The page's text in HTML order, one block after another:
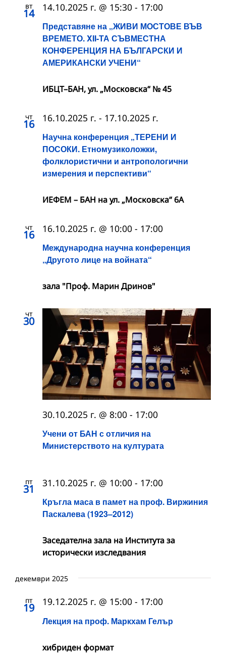
вт
14
Представяне на „ЖИВИ МОСТОВЕ ВЪВ
ВРЕМЕТО. XII-ТА СЪВМЕСТНА
КОНФЕРЕНЦИЯ НА БЪЛГАРСКИ И
АМЕРИКАНСКИ УЧЕНИ“
14.10.2025 г. @ 15:30 - 17:00
ИБЦТ–БАН, ул. „Московска“ № 45
чт
16
Научна конференция „ТЕРЕНИ И
ПОСОКИ. Етномузиколожки,
фолклористични и антропологични
измерения и перспективи“
16.10.2025 г. - 17.10.2025 г.
ИЕФЕМ – БАН на ул. „Московска“ 6A
чт
16
Международна научна конференция
„Другото лице на войната“
16.10.2025 г. @ 10:00 - 17:00
зала "Проф. Марин Дринов"
чт
30
Учени от БАН с отличия на
Министерството на културата
30.10.2025 г. @ 8:00 - 17:00
пт
31
Кръгла маса в памет на проф. Виржиния
Паскалева (1923–2012)
31.10.2025 г. @ 10:00 - 17:00
Заседателна зала на Института за
исторически изследвания
декември 2025
пт
19
Лекция на проф. Маркхам Гелър
19.12.2025 г. @ 15:00 - 17:00
хибриден формат